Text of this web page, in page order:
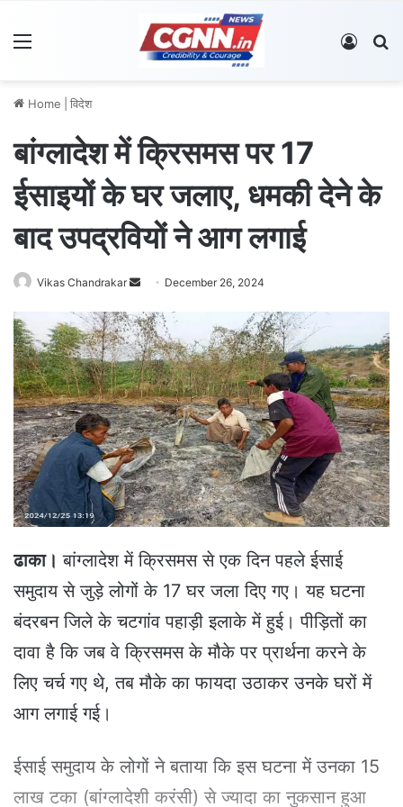
Log In
Home विदेश
बांग्लादेश में क्रिसमस पर 17
ईसाइयों के घर जलाए, धमकी देने के
बाद उपद्रवियों ने आग लगाई
Vikas Chandrakar
n
d
a
n
e
m
a
i
l
December 26, 2024
ढाका। बांग्लादेश में क्रिसमस से एक दिन पहले ईसाई
समुदाय से जुड़े लोगों के 17 घर जला दिए गए। यह घटना
बंदरबन जिले के चटगांव पहाड़ी इलाके में हुई। पीड़ितों का
दावा है कि जब वे क्रिसमस के मौके पर प्रार्थना करने के
लिए चर्च गए थे, तब मौके का फायदा उठाकर उनके घरों में
आग लगाई गई।
ईसाई समुदाय के लोगों ने बताया कि इस घटना में उनका 15
लाख टका (बांग्लादेशी करंसी) से ज्यादा का नुकसान हुआ